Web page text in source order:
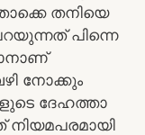
തനിയെ
പിന്നെ
നോക്കും
ദേഹത്താ